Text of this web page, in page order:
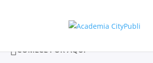
Início cursos LearnPress
COMECE POR AQUI